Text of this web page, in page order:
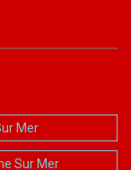
Mer
Sur Mer